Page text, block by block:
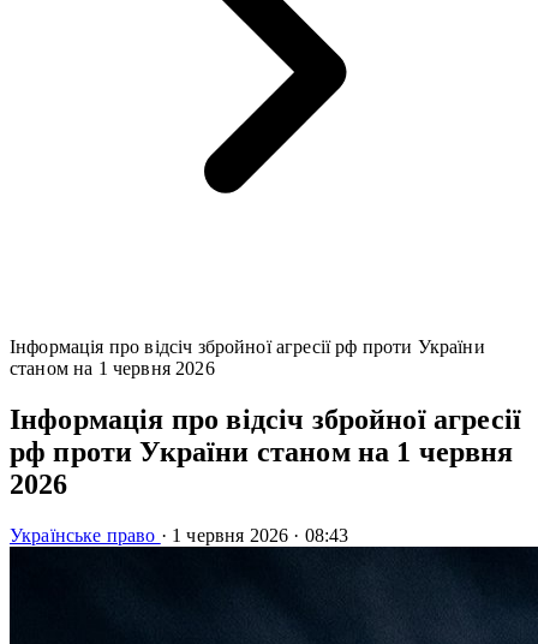
Інформація про відсіч збройної агресії рф проти України
станом на 1 червня 2026
Інформація про відсіч збройної агресії
рф проти України станом на 1 червня
2026
Українське право · 1 червня 2026 · 08:43